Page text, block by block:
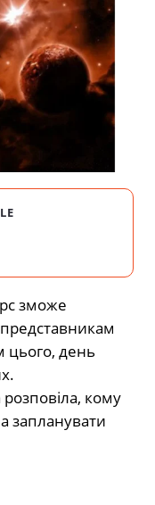
зможе
цього, день
кому
запланувати